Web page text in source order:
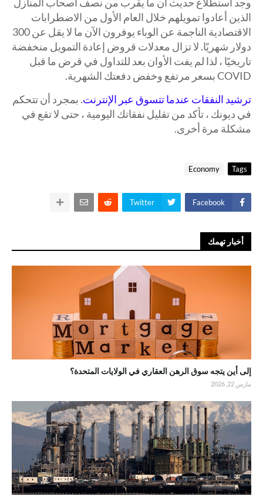
الذين أعادوا تمويلهم خلال العام الأول من الاضطرابات
الاقتصادية الناجمة عن الوباء يوفرون الآن ما لا يقل عن 300
دولار شهريًا. لا تزال معدلات قروض إعادة التمويل منخفضة
تاريخيًا ، لذا لم يفت الأوان بعد للتداول في قرض ما قبل
COVID بسعر مرتفع وخفض دفعتك الشهرية.
ترشيد النفقات عندما تتسوق عبر الإنترنت. بمجرد أن تتحكم
في ديونك ، تأكد من تقليل نفقاتك اليومية ، حتى لا تقع في
مشكلة مرة أخرى.
Tags
Economy
Facebook
Twitter
أخبار تهمك
إلى أين يتجه سوق الرهن العقاري في الولايات المتحدة؟
مارس 22, 2026